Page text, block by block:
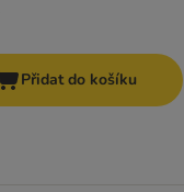
Přidat do košíku